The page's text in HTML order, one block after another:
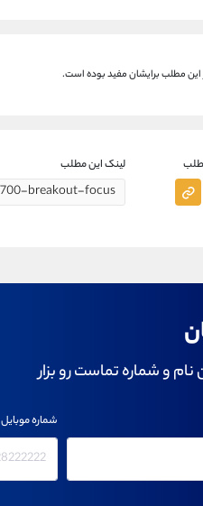
این مطلب برایشان مفید بوده است.
لینک این مطلب
نام و شماره تماست رو بزار
شماره موبایل